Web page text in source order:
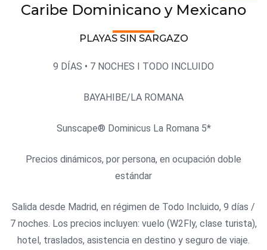
Caribe Dominicano y Mexicano
PLAYAS SIN SARGAZO
9 DÍAS • 7 NOCHES I TODO INCLUIDO
BAYAHIBE/LA ROMANA
Sunscape® Dominicus La Romana 5*
Precios dinámicos, por persona, en ocupación doble
estándar
Salida desde Madrid, en régimen de Todo Incluido, 9 días /
7 noches. Los precios incluyen: vuelo (W2Fly, clase turista),
hotel, traslados, asistencia en destino y seguro de viaje.